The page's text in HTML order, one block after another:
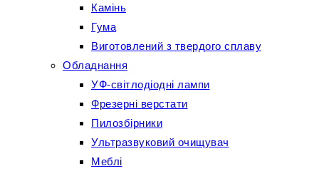
Камінь
Гума
Виготовлений з твердого сплаву
Обладнання
УФ-світлодіодні лампи
Фрезерні верстати
Пилозбірники
Ультразвуковий очищувач
Меблі